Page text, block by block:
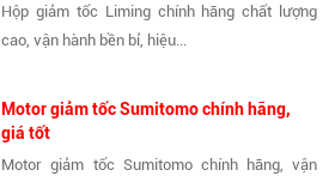
Hộp giảm tốc Liming chính hãng chất lượng
cao, vận hành bền bỉ, hiệu...
Motor giảm tốc Sumitomo chính hãng,
giá tốt
Motor giảm tốc Sumitomo chính hãng, vận